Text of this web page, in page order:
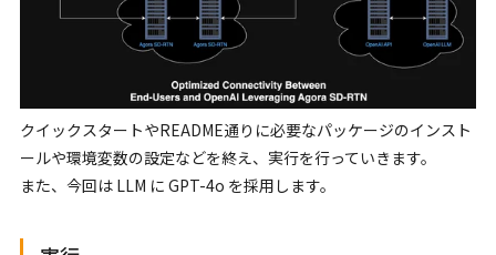
クイックスタートやREADME通りに必要なパッケージのインスト
ールや環境変数の設定などを終え、実行を行っていきます。
また、今回は LLM に GPT-4o を採用します。